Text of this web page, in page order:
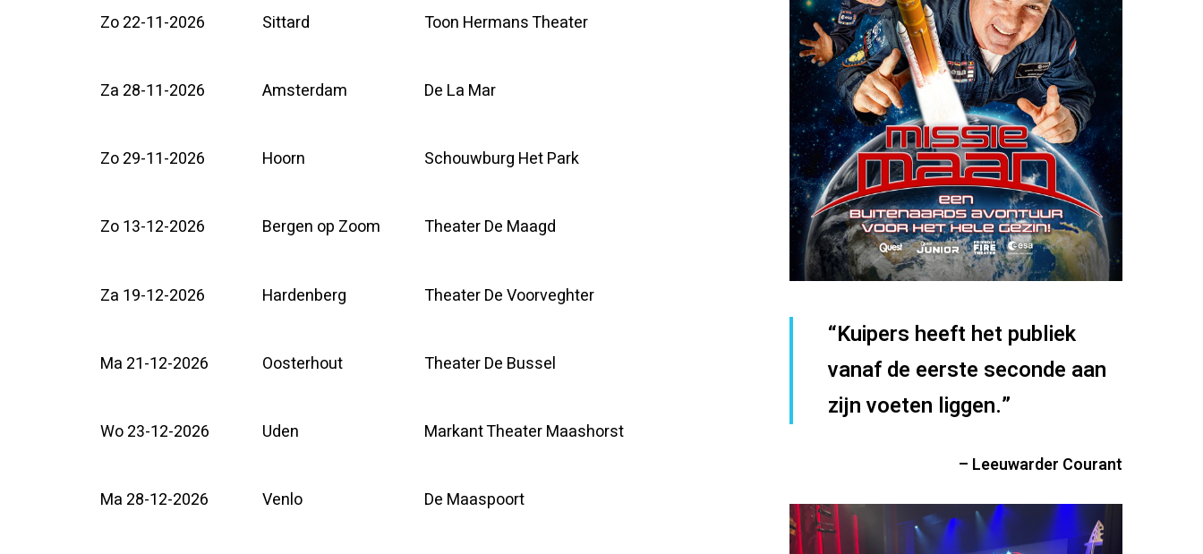
Zo 22-11-2026 Sittard Toon Hermans Theater
Za 28-11-2026 Amsterdam De La Mar
Zo 29-11-2026 Hoorn Schouwburg Het Park
Zo 13-12-2026 Bergen op Zoom Theater De Maagd
Za 19-12-2026 Hardenberg Theater De Voorveghter
Ma 21-12-2026 Oosterhout Theater De Bussel
Wo 23-12-2026 Uden Markant Theater Maashorst
Ma 28-12-2026 Venlo De Maaspoort
“Kuipers heeft het publiek
vanaf de eerste seconde aan
zijn voeten liggen.”
– Leeuwarder Courant